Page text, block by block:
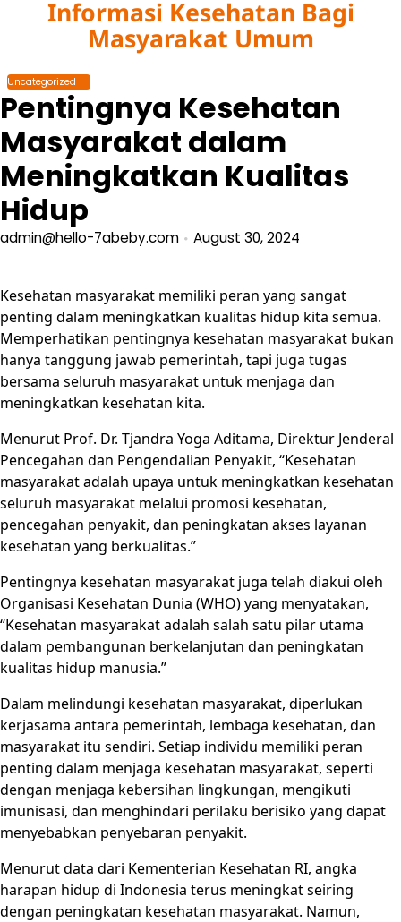
Informasi Kesehatan Bagi
Masyarakat Umum
Uncategorized
Pentingnya Kesehatan
Masyarakat dalam
Meningkatkan Kualitas
Hidup
admin@hello-7abeby.com August 30, 2024
Kesehatan masyarakat memiliki peran yang sangat
penting dalam meningkatkan kualitas hidup kita semua.
Memperhatikan pentingnya kesehatan masyarakat bukan
hanya tanggung jawab pemerintah, tapi juga tugas
bersama seluruh masyarakat untuk menjaga dan
meningkatkan kesehatan kita.
Menurut Prof. Dr. Tjandra Yoga Aditama, Direktur Jenderal
Pencegahan dan Pengendalian Penyakit, “Kesehatan
masyarakat adalah upaya untuk meningkatkan kesehatan
seluruh masyarakat melalui promosi kesehatan,
pencegahan penyakit, dan peningkatan akses layanan
kesehatan yang berkualitas.”
Pentingnya kesehatan masyarakat juga telah diakui oleh
Organisasi Kesehatan Dunia (WHO) yang menyatakan,
“Kesehatan masyarakat adalah salah satu pilar utama
dalam pembangunan berkelanjutan dan peningkatan
kualitas hidup manusia.”
Dalam melindungi kesehatan masyarakat, diperlukan
kerjasama antara pemerintah, lembaga kesehatan, dan
masyarakat itu sendiri. Setiap individu memiliki peran
penting dalam menjaga kesehatan masyarakat, seperti
dengan menjaga kebersihan lingkungan, mengikuti
imunisasi, dan menghindari perilaku berisiko yang dapat
menyebabkan penyebaran penyakit.
Menurut data dari Kementerian Kesehatan RI, angka
harapan hidup di Indonesia terus meningkat seiring
dengan peningkatan kesehatan masyarakat. Namun,